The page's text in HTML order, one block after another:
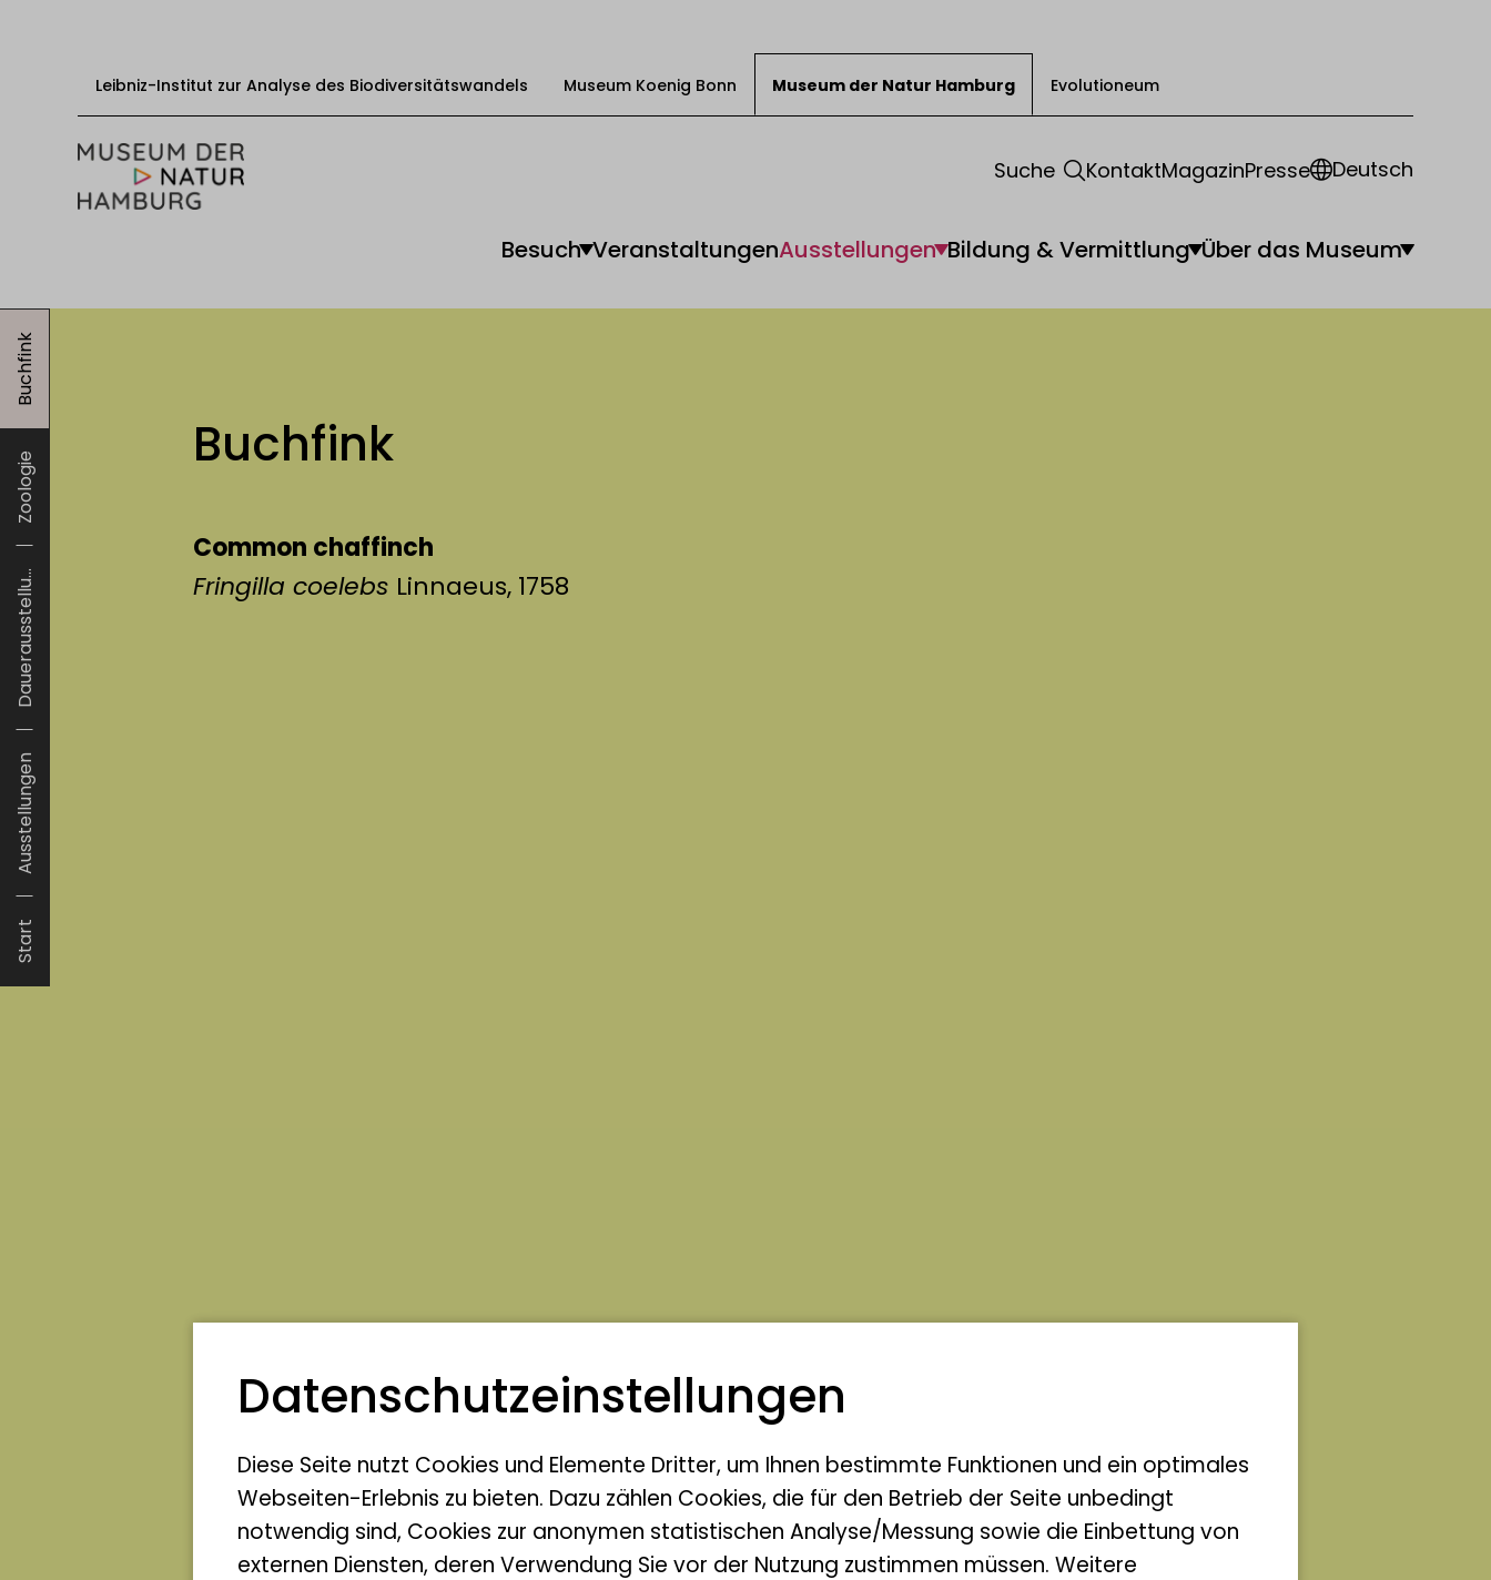
Zum Inhalt springen
Leibniz-Institut zur Analyse des Biodiversitätswandels Museum Koenig Bonn Museum der Natur Hamburg Evolutioneum
Besuch VeranstaltungenAusstellungen Bildung & Vermittlung Über das Museum
Suche KontaktMagazinPresse Deutsch
Besuch
Über das Museum
Start
Ausstellungen
Dauerausstellu...
Zoologie
Buchfink
Buchfink
Common chaffinch
Fringilla coelebs Linnaeus, 1758
Datenschutz­einstellungen
Diese Seite nutzt Cookies und Elemente Dritter, um Ihnen bestimmte Funktionen und ein optimales
Webseiten-Erlebnis zu bieten. Dazu zählen Cookies, die für den Betrieb der Seite unbedingt
notwendig sind, Cookies zur anonymen statistischen Analyse/Messung sowie die Einbettung von
externen Diensten, deren Verwendung Sie vor der Nutzung zustimmen müssen. Weitere